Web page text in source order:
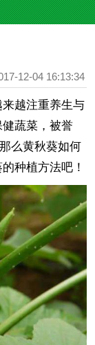
12-04 16:13:34
越注重养生与
蔬菜，被誉
么黄秋葵如何
种植方法吧！